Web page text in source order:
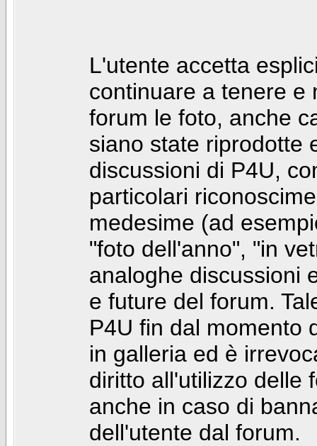
L'utente accetta
continuare a tenere e
forum le foto, anche
siano state riprodotte
discussioni di P4U,
particolari
medesime (ad
"foto dell'anno", "in
analoghe discussioni
e future del forum.
P4U fin dal momento
in galleria ed è
diritto all'utilizzo delle
anche in caso di
dell'utente dal forum.